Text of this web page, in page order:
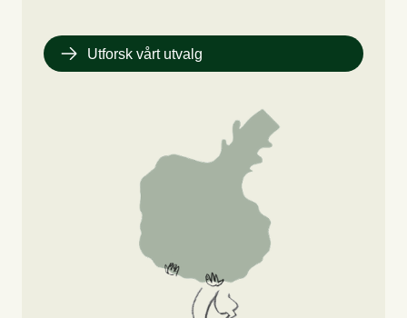
Utforsk vårt utvalg